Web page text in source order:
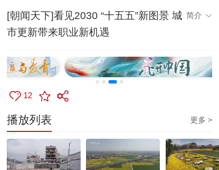
[朝闻天下]看见2030 “十五五”新图景 城
市更新带来职业新机遇
简介
12
播放列表 更多 >